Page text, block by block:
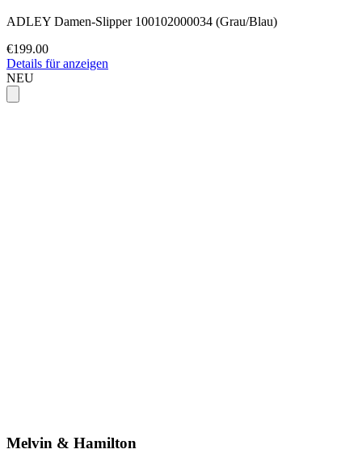
ADLEY Damen-Slipper 100102000034 (Grau/Blau)
€199.00
Details für anzeigen
NEU
Melvin & Hamilton